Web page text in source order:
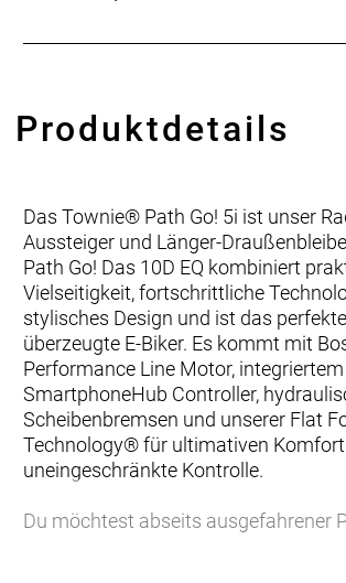
Produktdetails
Das Townie® Path Go! 5i ist unser
Aussteiger und Länger-
Path Go! Das 10D EQ kombiniert
Vielseitigkeit, fortschrittliche
stylisches Design und ist das
überzeugte E-Biker. Es kommt mit
Performance Line Motor,
SmartphoneHub Controller,
Scheibenbremsen und unserer Flat
Technology® für ultimativen
uneingeschränkte Kontrolle.
Du möchtest abseits ausgefahrener